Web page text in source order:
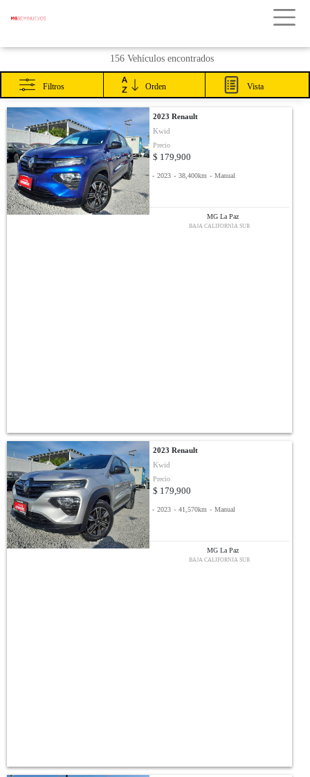
156 Vehículos encontrados
Filtros Orden Vista
2023 Renault
Kwid
Precio
$ 179,900
- 2023 - 38,400km - Manual
MG La Paz
BAJA CALIFORNIA SUR
2023 Renault
Kwid
Precio
$ 179,900
- 2023 - 41,570km - Manual
MG La Paz
BAJA CALIFORNIA SUR